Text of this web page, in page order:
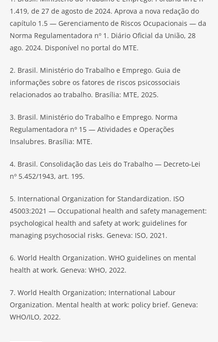
1.419, de 27 de agosto de 2024. Aprova a nova redação do
capítulo 1.5 — Gerenciamento de Riscos Ocupacionais — da
Norma Regulamentadora nº 1. Diário Oficial da União, 28
ago. 2024. Disponível no portal do MTE.
2. Brasil. Ministério do Trabalho e Emprego. Guia de
informações sobre os fatores de riscos psicossociais
relacionados ao trabalho. Brasília: MTE, 2025.
3. Brasil. Ministério do Trabalho e Emprego. Norma
Regulamentadora nº 15 — Atividades e Operações
Insalubres. Brasília: MTE.
4. Brasil. Consolidação das Leis do Trabalho — Decreto-Lei
nº 5.452/1943, art. 195.
5. International Organization for Standardization. ISO
45003:2021 — Occupational health and safety management:
psychological health and safety at work; guidelines for
managing psychosocial risks. Geneva: ISO, 2021.
6. World Health Organization. WHO guidelines on mental
health at work. Geneva: WHO, 2022.
7. World Health Organization; International Labour
Organization. Mental health at work: policy brief. Geneva:
WHO/ILO, 2022.